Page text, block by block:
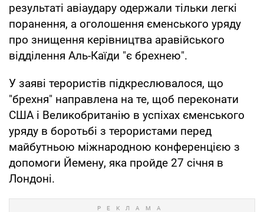
результаті авіаудару одержали тільки легкі
поранення, а оголошення єменського уряду
про знищення керівництва аравійського
відділення Аль-Каїди "є брехнею".
У заяві терористів підкреслювалося, що
"брехня" направлена на те, щоб переконати
США і Великобританію в успіхах єменського
уряду в боротьбі з терористами перед
майбутньою міжнародною конференцією з
допомоги Йемену, яка пройде 27 січня в
Лондоні.